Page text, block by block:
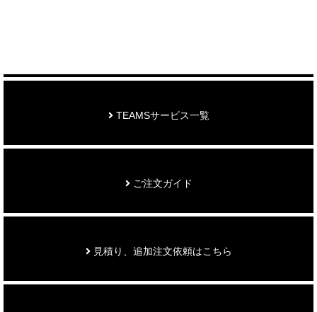
TEAMSサービス一覧
ご注文ガイド
見積り、追加注文依頼はこちら